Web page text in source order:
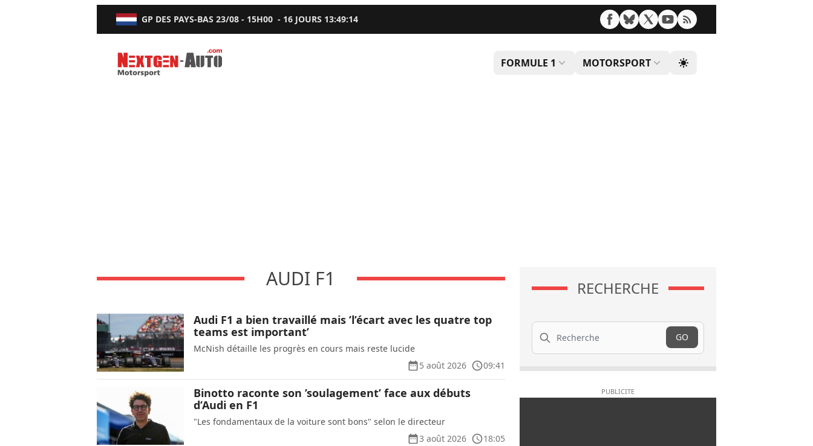
GP DES PAYS-BAS 23/08 - 15H00 - 16 JOURS 13:49:13
Nextgen-Auto.com
FORMULE 1 MOTORSPORT
AUDI F1
Audi F1 a bien travaillé mais ’l’écart avec les quatre top
teams est important’
McNish détaille les progrès en cours mais reste lucide
5 août 2026
09:41
Binotto raconte son ’soulagement’ face aux débuts
d’Audi en F1
"Les fondamentaux de la voiture sont bons" selon le directeur
3 août 2026
18:05
RECHERCHE
Recherche
GO